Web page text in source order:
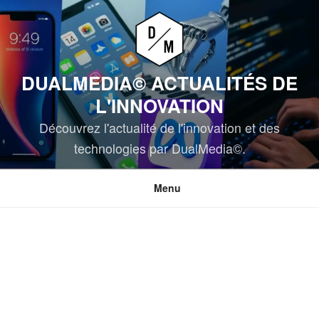
Aller
au
contenu
DUALMEDIA© ACTUALITÉS DE
L'INNOVATION
Découvrez l'actualité de l'innovation et des
technologies par DualMedia©.
Menu